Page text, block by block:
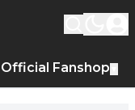
Official Fanshop